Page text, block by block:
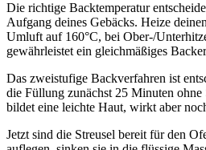
Die richtige Backtemperatur
Aufgang deines Gebäcks. Heize
Umluft auf 160°C, bei Ober-/
gewährleistet ein gleichmäßiges
Das zweistufige Backverfahren ist
die Füllung zunächst 25 Minuten
bildet eine leichte Haut, wirkt aber
Jetzt sind die Streusel bereit für den